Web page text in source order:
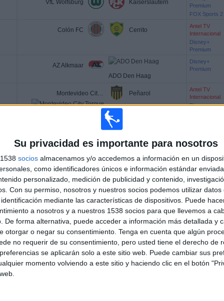
Su privacidad es importante para nosotros
socios almacenamos y/o accedemos a información en un
como identificadores únicos e información estándar
personalizado, medición de publicidad y contenido,
Con su permiso, nosotros y nuestros socios podemos utilizar datos
mediante las características de dispositivos. Puede
a nosotros y a nuestros 1538 socios para que llevemos a
De forma alternativa, puede acceder a información más detallada y
otorgar o negar su consentimiento. Tenga en cuenta que algún
no requerir de su consentimiento, pero usted tiene el derecho de
se aplicarán solo a este sitio web. Puede cambiar sus
momento volviendo a este sitio y haciendo clic en el botón
VfL Wolfsburg Kaiserslautern
Premium
FOX Sports 2
Colón FC Cerrito
Antel TV
Internacional
Disney+
Premium
AZ Alkmaar
ADO Den Haag
Disney+
Premium
Montevideo City Torque Peñarol
Antel TV
Internacional
Disney+
Disney+
Premium
Manchester City At. Madrid
Disney+
Premium
Nürnberg Dynamo Dresden
Premium
St. Pauli
Greuther Fürth
Disney+
Premium
FOX Sports
Disney+